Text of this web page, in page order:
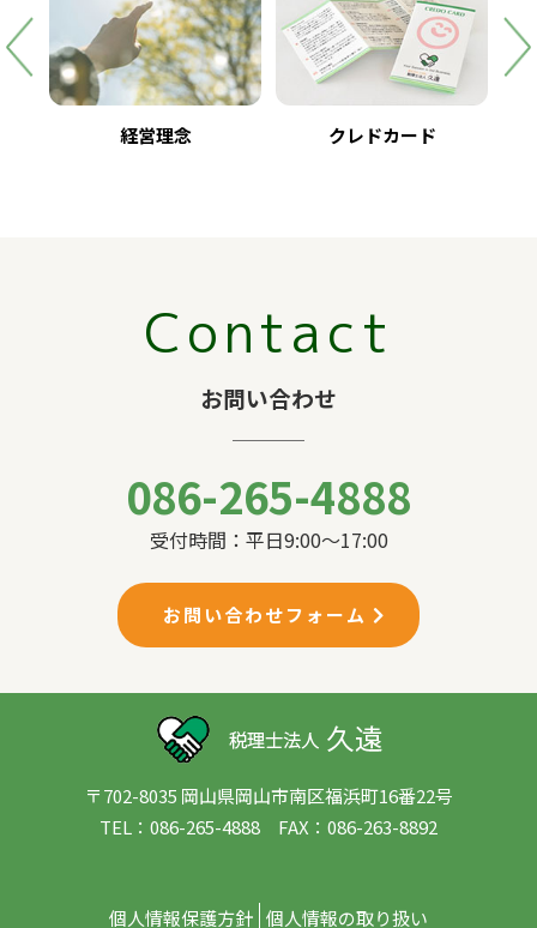
経営理念 クレドカード
Contact
お問い合わせ
086-265-4888
受付時間：平日9:00〜17:00
お問い合わせフォーム
〒702-8035 岡山県岡山市南区福浜町16番22号
TEL：086-265-4888 FAX：086-263-8892
個人情報保護方針 個人情報の取り扱い